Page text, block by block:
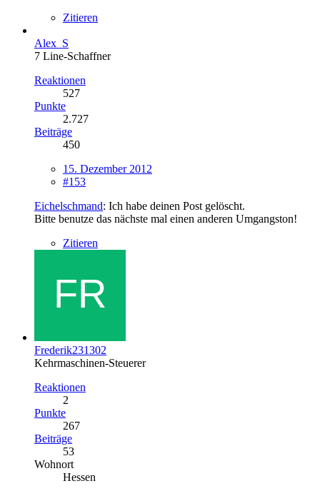
Zitieren
Alex_S
7 Line-Schaffner
Reaktionen
527
Punkte
2.727
Beiträge
450
15. Dezember 2012
#153
Eichelschmand: Ich habe deinen Post gelöscht.
Bitte benutze das nächste mal einen anderen Umgangston!
Zitieren
Frederik231302
Kehrmaschinen-Steuerer
Reaktionen
2
Punkte
267
Beiträge
53
Wohnort
Hessen